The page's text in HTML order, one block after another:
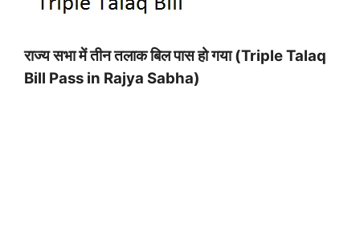
राज्य सभा में तीन तलाक बिल पास हो गया (Triple Talaq
Bill Pass in Rajya Sabha)